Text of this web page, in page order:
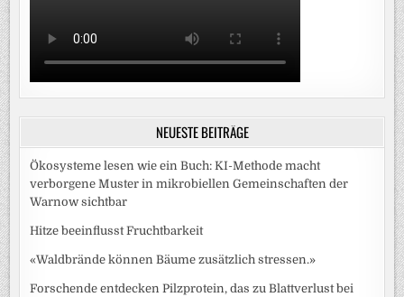
NEUESTE BEITRÄGE
Ökosysteme lesen wie ein Buch: KI-Methode macht
verborgene Muster in mikrobiellen Gemeinschaften der
Warnow sichtbar
Hitze beeinflusst Fruchtbarkeit
«Waldbrände können Bäume zusätzlich stressen.»
Forschende entdecken Pilzprotein, das zu Blattverlust bei